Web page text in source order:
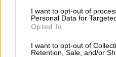
I want to opt-out of
Personal Data for
Opted In
I want to opt-out of
Retention, Sale, and/or
ρεύματος.